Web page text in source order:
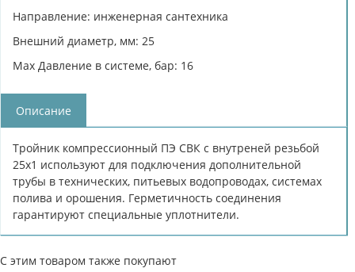
Направление: инженерная сантехника
Внешний диаметр, мм: 25
Max Давление в системе, бар: 16
Описание
Тройник компрессионный ПЭ СВК с внутреней резьбой
25х1 используют для подключения дополнительной
трубы в технических, питьевых водопроводах, системах
полива и орошения. Герметичность соединения
гарантируют специальные уплотнители.
С этим товаром также покупают